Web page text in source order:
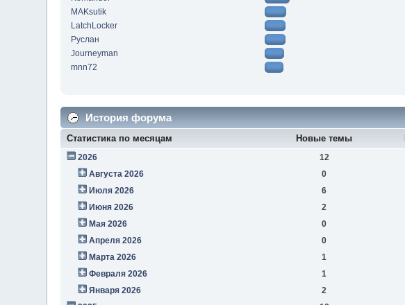
MAKsutik
LatchLocker
Руслан
Journeyman
mnn72
История форума
Статистика по месяцам Новые темы
2026 12
Августа 2026
0
Июля 2026
6
Июня 2026
2
Мая 2026
0
Апреля 2026
0
Марта 2026
1
Февраля 2026
1
Января 2026
2